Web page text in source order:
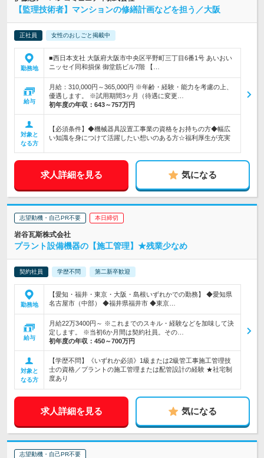
【監理技術者】マンションの修繕計画などを担う／大阪
正社員 女性のおしごと掲載中
勤務地
■西日本支社 大阪府大阪市中央区平野町三丁目6番1号 あいおい
ニッセイ同和損保 御堂筋ビル7階 【…
給与
月給：310,000円～365,000円 ※年齢・経験・能力を考慮の上、
優遇します。 ※試用期間3ヶ月（待遇に変更…
初年度の年収： 643～757万円
対象と
なる方
【必須条件】◆機械器具設置工事業の資格をお持ちの方◆幅広
い知識を身につけて活躍したい想いのある方☆福利厚生が充実
求人詳細を見る 気になる
志望動機・自己PR不要 本日締切
岩谷瓦斯株式会社
プラント設備機器の【施工管理】★残業少なめ
契約社員 学歴不問 第二新卒歓迎
勤務地
【愛知・福井・東京・大阪・島根いずれかでの勤務】 ◆愛知県
名古屋市（中部） ◆福井県福井市 ◆東京…
給与
月給22万3400円～ ※これまでのスキル・経験などを加味して決
定します。 ※当初6か月間は契約社員。その…
初年度の年収： 450～700万円
対象と
なる方
【学歴不問】《いずれか必須》1級または2級管工事施工管理技
士の資格／プラントの施工管理または配管設計の経験 ★社宅制
度あり
求人詳細を見る 気になる
志望動機・自己PR不要